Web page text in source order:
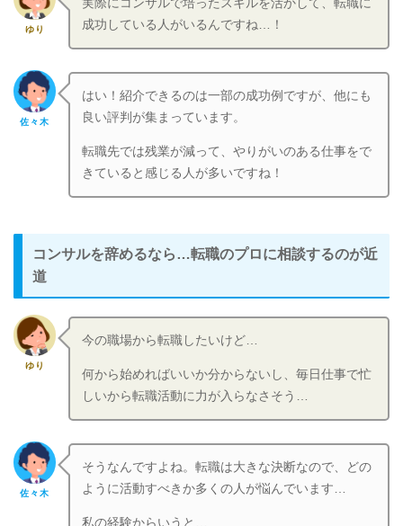
ゆり
実際にコンサルで培ったスキルを活かして、転職に
成功している人がいるんですね…！
佐々木
はい！紹介できるのは一部の成功例ですが、他にも
良い評判が集まっています。
転職先では残業が減って、やりがいのある仕事をで
きていると感じる人が多いですね！
コンサルを辞めるなら…転職のプロに相談するのが近
道
ゆり
今の職場から転職したいけど…
何から始めればいいか分からないし、毎日仕事で忙
しいから転職活動に力が入らなさそう…
佐々木
そうなんですよね。転職は大きな決断なので、どの
ように活動すべきか多くの人が悩んでいます…
私の経験からいうと…